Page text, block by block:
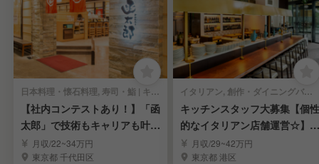
日本料理・懐石料理, 寿司・鮨 | キッチンスタッフ
【社内コンテストあり！】「函
太郎」で技術もキャリアも叶え
る！積極募集中！
月収/22~34万円
東京都 千代田区
イタリアン, 創作・ダイニングバー | キッチンスタッフ
キッチンスタッフ大募集【個性
的なイタリアン店舗運営☆】独
立支援制度あり◎
月収/29~42万円
東京都 港区